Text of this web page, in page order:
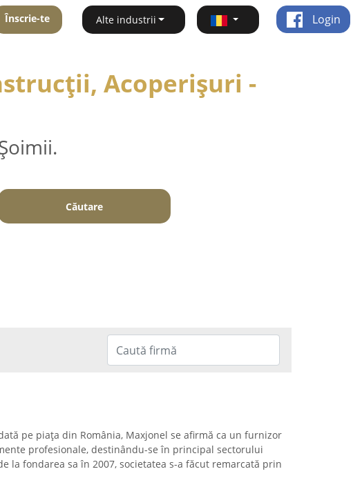
Înscrie-te Alte industrii Login
Acoperișuri -
Căutare
pe piața din România, Maxjonel se afirmă ca un furnizor
profesionale, destinându-se în principal sectorului
la fondarea sa în 2007, societatea s-a făcut remarcată prin